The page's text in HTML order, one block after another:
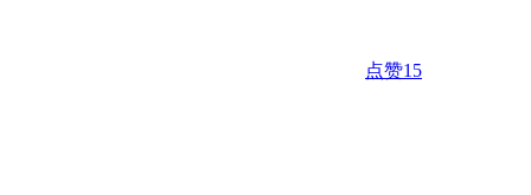
点赞15